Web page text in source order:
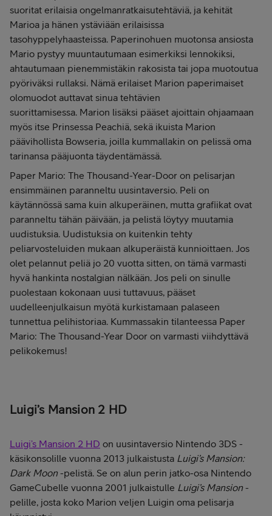
suoritat erilaisia ongelmanratkaisutehtäviä, ja kehität
Marioa ja hänen ystäviään erilaisissa
tasohyppelyhaasteissa. Paperinohuen muotonsa ansiosta
Mario pystyy muuntautumaan esimerkiksi lennokiksi,
ahtautumaan pienemmistäkin rakosista tai jopa muotoutua
pyöriväksi rullaksi. Nämä erilaiset Marion paperimaiset
olomuodot auttavat sinua tehtävien
suorittamisessa. Marion lisäksi pääset ajoittain ohjaamaan
myös itse Prinsessa Peachiä, sekä ikuista Marion
päävihollista Bowseria, joilla kummallakin on pelissä oma
tarinansa pääjuonta täydentämässä.
Paper Mario: The Thousand-Year-Door on pelisarjan
ensimmäinen paranneltu uusintaversio. Peli on
käytännössä sama kuin alkuperäinen, mutta grafiikat ovat
paranneltu tähän päivään, ja pelistä löytyy muutamia
uudistuksia. Uudistuksia on kuitenkin tehty
peliarvosteluiden mukaan alkuperäistä kunnioittaen. Jos
olet pelannut peliä jo 20 vuotta sitten, on tämä varmasti
hyvä hankinta nostalgian nälkään. Jos peli on sinulle
puolestaan kokonaan uusi tuttavuus, pääset
uudelleenjulkaisun myötä kurkistamaan palaseen
tunnettua pelihistoriaa. Kummassakin tilanteessa Paper
Mario: The Thousand-Year Door on varmasti viihdyttävä
pelikokemus!
Luigi’s Mansion 2 HD
Luigi’s Mansion 2 HD on uusintaversio Nintendo 3DS -
käsikonsolille vuonna 2013 julkaistusta Luigi’s Mansion:
Dark Moon-pelistä. Se on alun perin jatko-osa Nintendo
GameCubelle vuonna 2001 julkaistulle Luigi’s Mansion-
pelille, josta koko Marion veljen Luigin oma pelisarja